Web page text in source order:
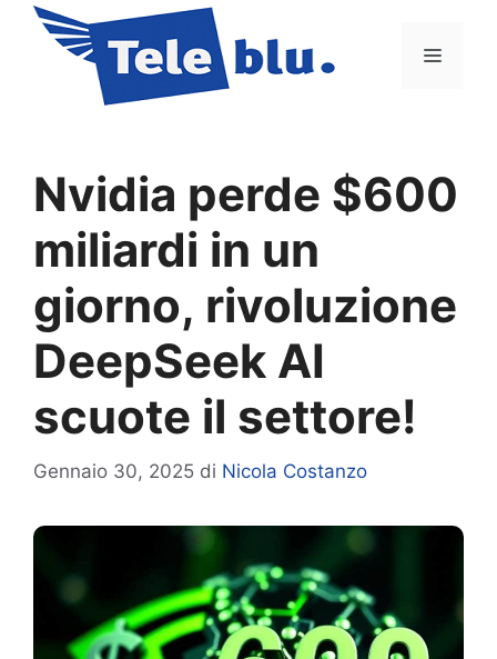
contenuto
Menu
Nvidia perde $600
miliardi in un
giorno, rivoluzione
DeepSeek AI
scuote il settore!
Gennaio 30, 2025 di Nicola Costanzo